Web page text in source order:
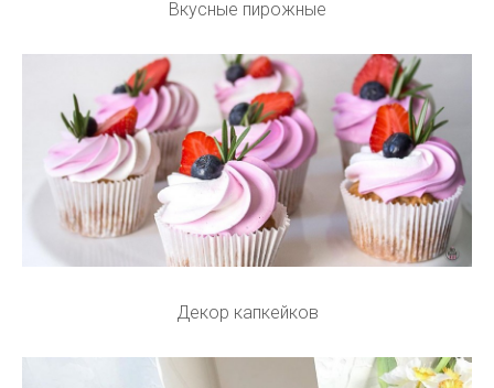
Вкусные пирожные
Декор капкейков